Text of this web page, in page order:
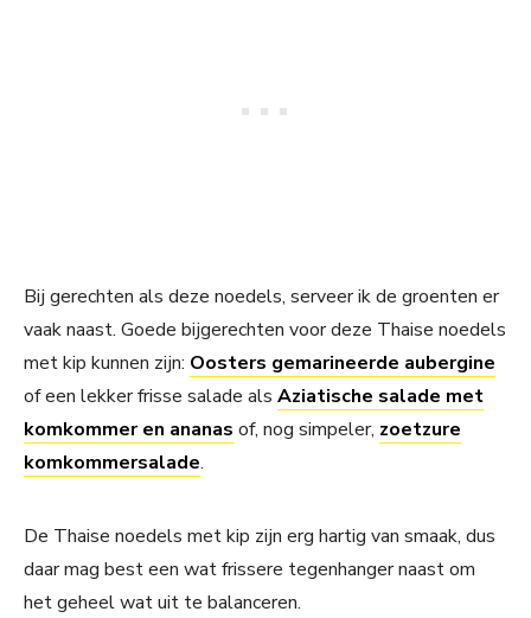
Bij gerechten als deze noedels, serveer ik de groenten er
vaak naast. Goede bijgerechten voor deze Thaise noedels
met kip kunnen zijn: Oosters gemarineerde aubergine
of een lekker frisse salade als Aziatische salade met
komkommer en ananas of, nog simpeler, zoetzure
komkommersalade.
De Thaise noedels met kip zijn erg hartig van smaak, dus
daar mag best een wat frissere tegenhanger naast om
het geheel wat uit te balanceren.